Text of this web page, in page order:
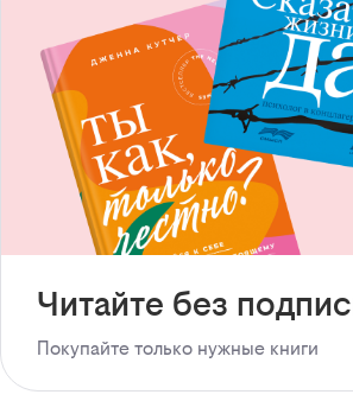
Читайте без
Покупайте только нужные книги